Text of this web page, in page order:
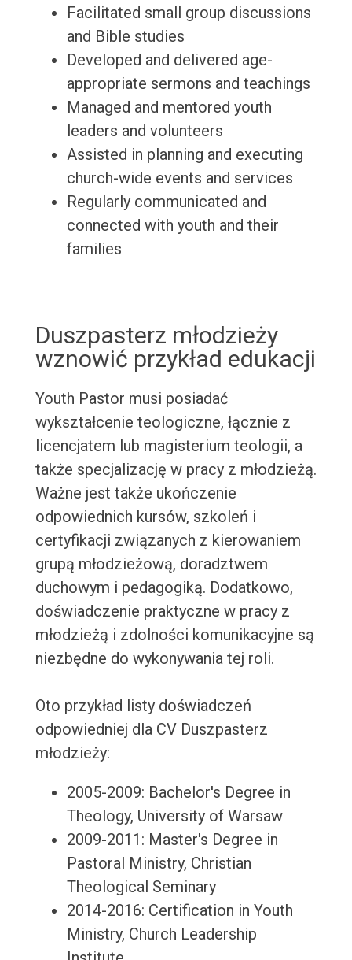
Facilitated small group discussions
and Bible studies
Developed and delivered age-
appropriate sermons and teachings
Managed and mentored youth
leaders and volunteers
Assisted in planning and executing
church-wide events and services
Regularly communicated and
connected with youth and their
families
Duszpasterz młodzieży
wznowić przykład edukacji
Youth Pastor musi posiadać
wykształcenie teologiczne, łącznie z
licencjatem lub magisterium teologii, a
także specjalizację w pracy z młodzieżą.
Ważne jest także ukończenie
odpowiednich kursów, szkoleń i
certyfikacji związanych z kierowaniem
grupą młodzieżową, doradztwem
duchowym i pedagogiką. Dodatkowo,
doświadczenie praktyczne w pracy z
młodzieżą i zdolności komunikacyjne są
niezbędne do wykonywania tej roli.
Oto przykład listy doświadczeń
odpowiedniej dla CV Duszpasterz
młodzieży:
2005-2009: Bachelor's Degree in
Theology, University of Warsaw
2009-2011: Master's Degree in
Pastoral Ministry, Christian
Theological Seminary
2014-2016: Certification in Youth
Ministry, Church Leadership